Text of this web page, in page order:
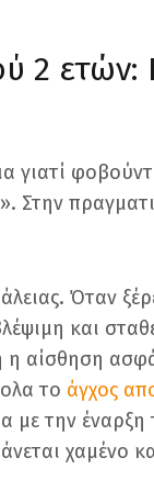
ετών:
γιατί
Στην
Όταν
και
αίσθηση
το άγχος
με την
χαμένο